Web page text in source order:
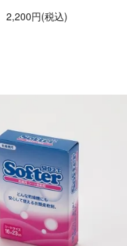
2,200円(税込)